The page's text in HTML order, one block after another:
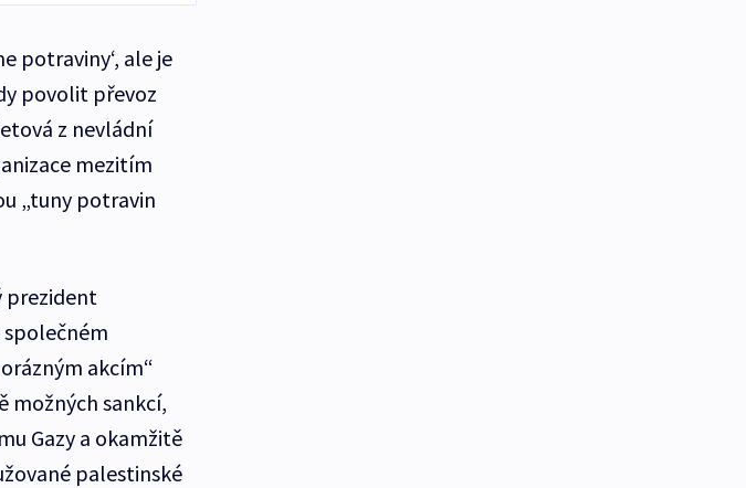
potraviny‘, ale je
povolit převoz
z nevládní
mezitím
„tuny potravin
prezident
společném
akcím“
možných sankcí,
Gazy a okamžitě
palestinské